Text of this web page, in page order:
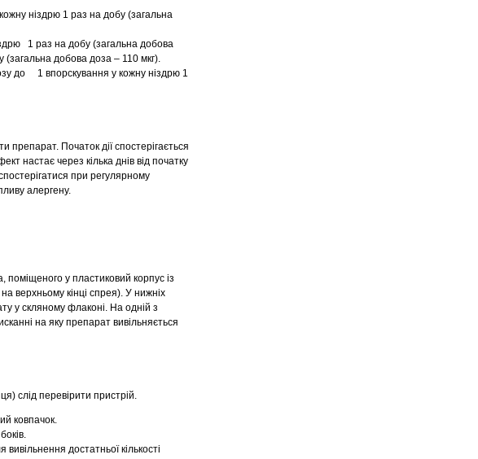
ніздрю 1 раз на добу (загальна
1 раз на добу (загальна добова
добова доза – 110 мкг).
до 1 впорскування у кожну ніздрю 1
Початок дії спостерігається
настає через кілька днів від початку
при регулярному
алергену.
у пластиковий корпус із
верхньому кінці спрея). У нижніх
у скляному флаконі. На одній з
на яку препарат вивільняється
слід перевірити пристрій.
ковпачок.
достатньої кількості